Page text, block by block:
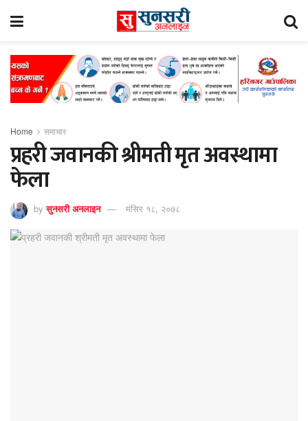
Home समाचार
प्रहरी जवानकी श्रीमती मृत अवस्थामा
फेला
by सुनसरी अनलाइन मंसिर १८, २०७८